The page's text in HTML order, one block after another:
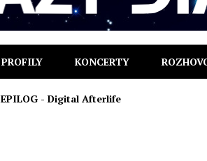
PROFILY KONCERTY
EPILOG - Digital Afterlife